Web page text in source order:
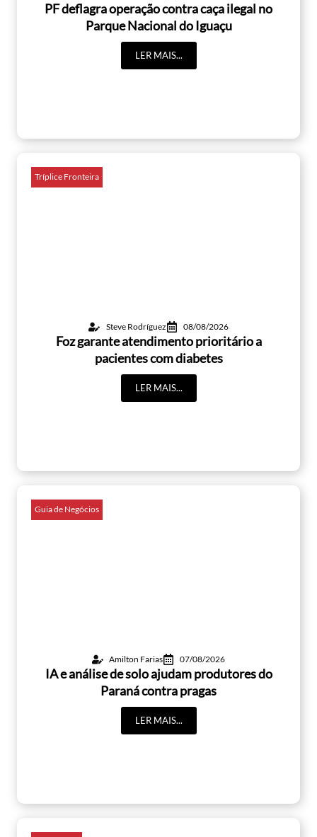
PF deflagra operação contra caça ilegal no
Parque Nacional do Iguaçu
LER MAIS...
Tríplice Fronteira
Steve Rodríguez 08/08/2026
Foz garante atendimento prioritário a
pacientes com diabetes
LER MAIS...
Guia de Negócios
Amilton Farias 07/08/2026
IA e análise de solo ajudam produtores do
Paraná contra pragas
LER MAIS...